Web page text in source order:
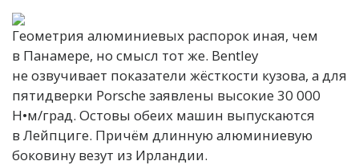
Геометрия алюминиевых распорок иная, чем
в Панамере, но смысл тот же. Bentley
не озвучивает показатели жёсткости кузова, а для
пятидверки Porsche заявлены высокие 30 000
Н•м/град. Остовы обеих машин выпускаются
в Лейпциге. Причём длинную алюминиевую
боковину везут из Ирландии.